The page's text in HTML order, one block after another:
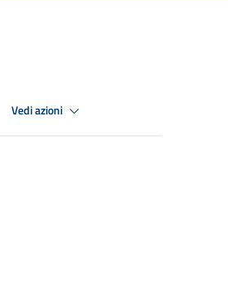
Vedi azioni